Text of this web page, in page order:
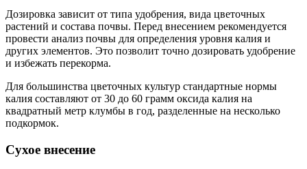
Дозировка зависит от типа удобрения, вида цветочных
растений и состава почвы. Перед внесением рекомендуется
провести анализ почвы для определения уровня калия и
других элементов. Это позволит точно дозировать удобрение
и избежать перекорма.
Для большинства цветочных культур стандартные нормы
калия составляют от 30 до 60 грамм оксида калия на
квадратный метр клумбы в год, разделенные на несколько
подкормок.
Сухое внесение